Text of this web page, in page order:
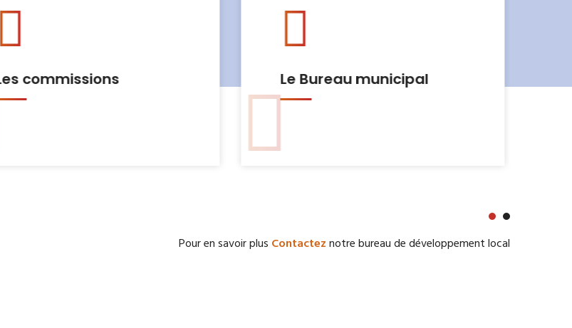
Le Bureau municipal Urbanisme et Habitat
Pour en savoir plus Contacteznotre bureau de développement local